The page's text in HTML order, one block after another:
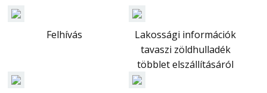
Felhívás
Lakossági információk
tavaszi zöldhulladék
többlet elszállításáról